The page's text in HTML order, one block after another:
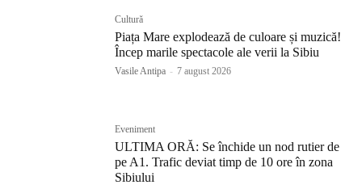
Cultură
Piața Mare explodează de culoare și muzică!
Încep marile spectacole ale verii la Sibiu
Vasile Antipa - 7 august 2026
Eveniment
ULTIMA ORĂ: Se închide un nod rutier de
pe A1. Trafic deviat timp de 10 ore în zona
Sibiului